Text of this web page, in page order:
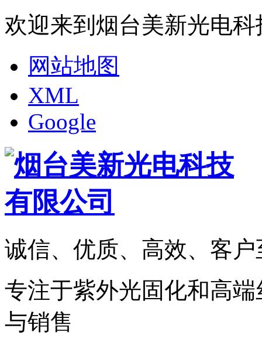
欢迎来到烟台美新光电
网站地图
XML
Google
诚信、优质、高效、客户
专注于紫外光固化和高
与销售